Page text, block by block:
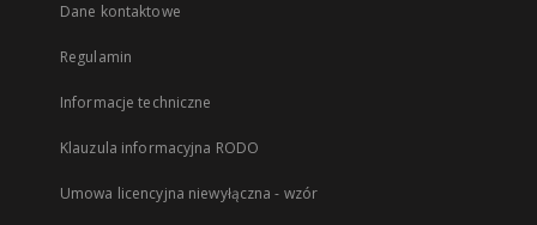
Dane kontaktowe
Regulamin
Informacje techniczne
Klauzula informacyjna RODO
Umowa licencyjna niewyłączna - wzór